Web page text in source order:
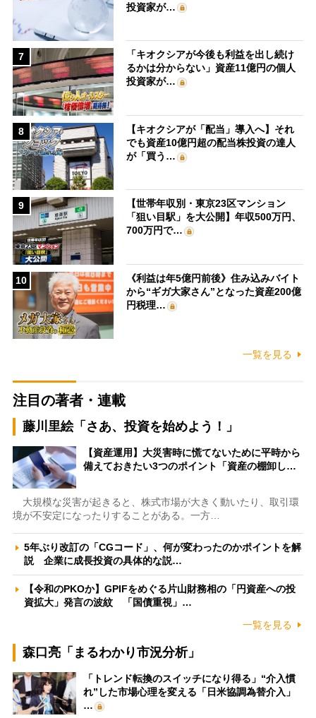
投資家が…
7
「キオクシアが今後も利益を出し続け
るかは分からない」資産11億円の個人
投資家が…
8
【キオクシアが「配当」導入へ】それ
でも資産10億円超の配当株投資の達人
が「買う…
9
【世帯年収別・東京23区マンション
「狙い目駅」を大公開】年収500万円、
700万円で…
10
《利益は年5億円前後》住み込みバイト
から“ギガ大家さん”となった資産200億
円税理…
一覧を見る
注目の著者・連載
藤川里絵「さあ、投資を始めよう！」
【資産運用】大災害時に慌てないために平時から
備えておきたい3つのポイント「資産の棚卸し…
大規模な災害が起きると、株式市場が大きく動いたり、取引環
境が不安定になったりすることがある。一方…
5年ぶり改訂の「CGコード」、何が変わったのかポイントを解
説 企業に成長投資の具体的な説…
【令和のPKOか】GPIFをめぐる片山財務相の「円資産への投
資拡大」発言の波紋 「国債重視」…
一覧を見る
森口亮「まるわかり市況分析」
「トレンド転換のスイッチになり得る」“介入慣
れ”した市場心理を変える「日米協調為替介入」
…